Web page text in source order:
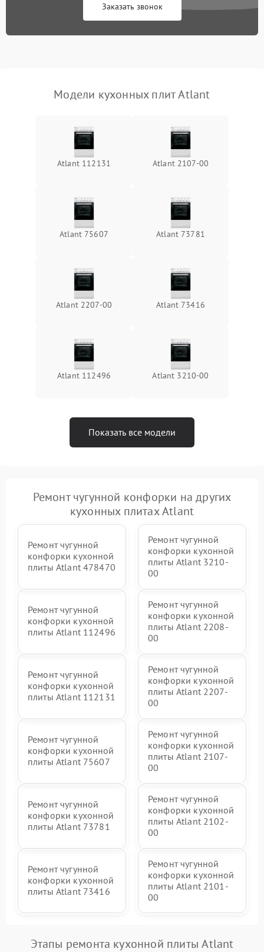
Заказать звонок
Модели кухонных плит Atlant
Atlant 112131 Atlant 2107-00
Atlant 75607 Atlant 73781
Atlant 2207-00 Atlant 73416
Atlant 112496 Atlant 3210-00
Показать все модели
Ремонт чугунной конфорки на других
кухонных плитах Atlant
Ремонт чугунной
конфорки кухонной
плиты Atlant 478470
Ремонт чугунной
конфорки кухонной
плиты Atlant 3210-
00
Ремонт чугунной
конфорки кухонной
плиты Atlant 112496
Ремонт чугунной
конфорки кухонной
плиты Atlant 2208-
00
Ремонт чугунной
конфорки кухонной
плиты Atlant 112131
Ремонт чугунной
конфорки кухонной
плиты Atlant 2207-
00
Ремонт чугунной
конфорки кухонной
плиты Atlant 75607
Ремонт чугунной
конфорки кухонной
плиты Atlant 2107-
00
Ремонт чугунной
конфорки кухонной
плиты Atlant 73781
Ремонт чугунной
конфорки кухонной
плиты Atlant 2102-
00
Ремонт чугунной
конфорки кухонной
плиты Atlant 73416
Ремонт чугунной
конфорки кухонной
плиты Atlant 2101-
00
Этапы ремонта кухонной плиты Atlant